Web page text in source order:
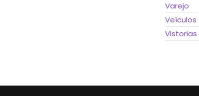
Varejo
Veículos
Vistorias